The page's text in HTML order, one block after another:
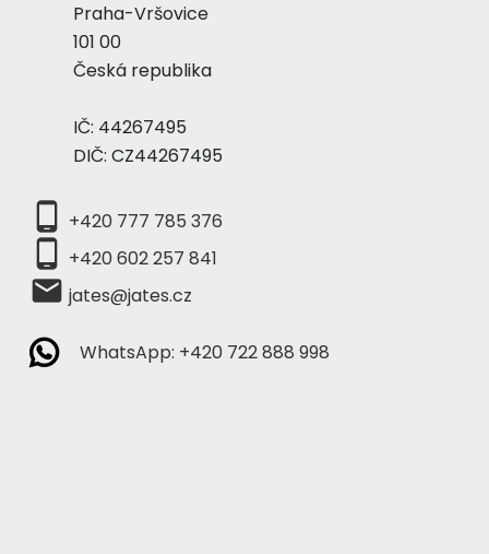
Praha-Vršovice
101 00
Česká republika
IČ: 44267495
DIČ: CZ44267495
phone_android +420 777 785 376
phone_android +420 602 257 841
local_post_office jates@jates.cz
WhatsApp: +420 722 888 998